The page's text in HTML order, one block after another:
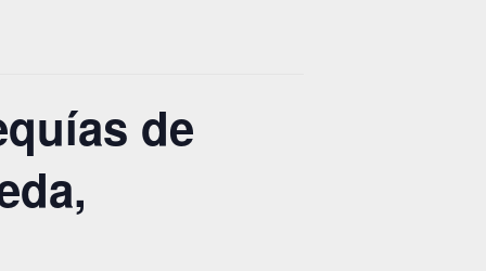
de